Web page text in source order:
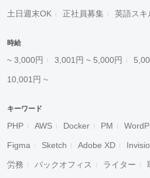
土日週末OK 正社員募集 英語スキ
時給
~ 3,000円 3,001円 ~ 5,000円
10,001円 ~
キーワード
PHP AWS Docker PM
Figma Sketch Adobe XD
労務 バックオフィス ライター